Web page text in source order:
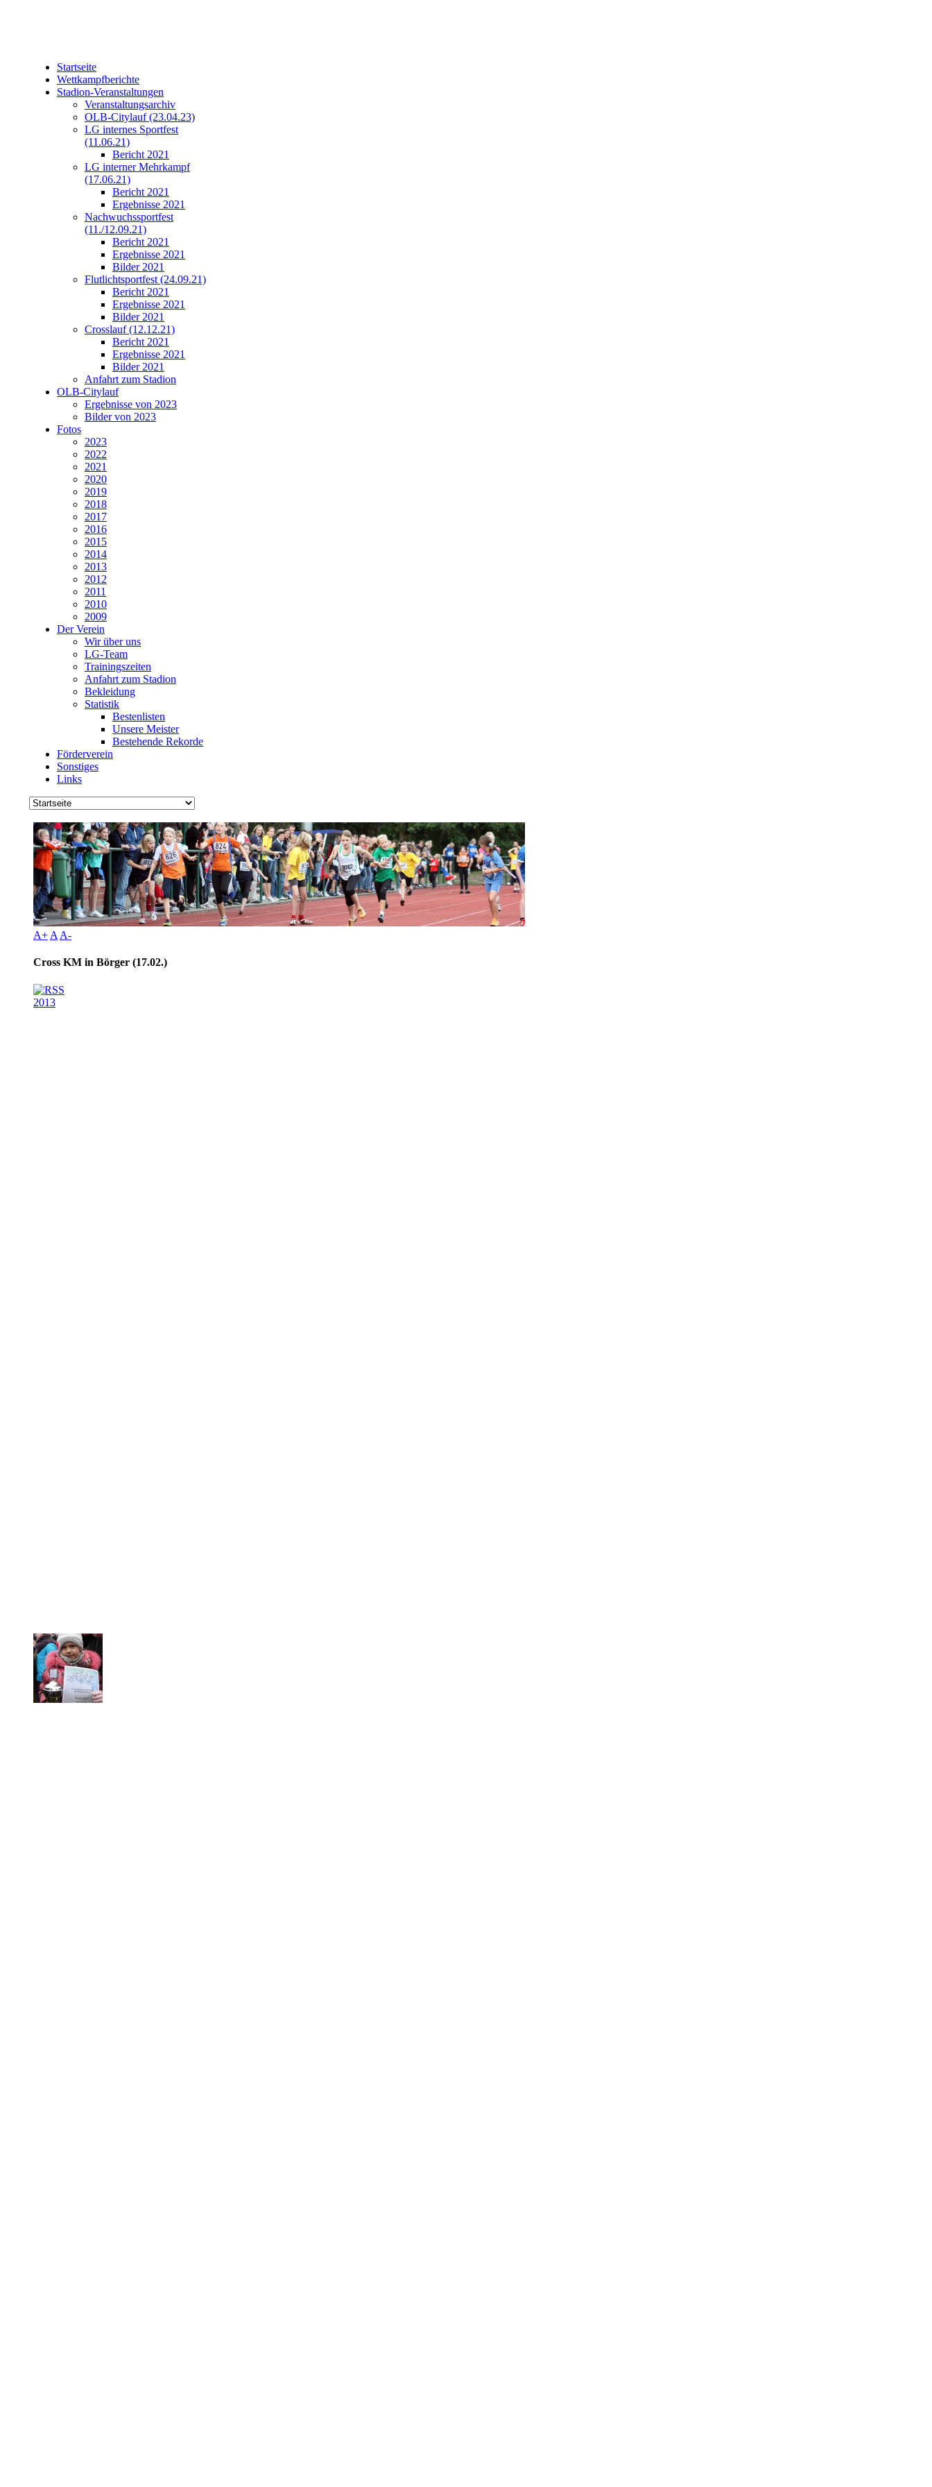
Startseite
Wettkampfberichte
Stadion-Veranstaltungen
Veranstaltungsarchiv
OLB-Citylauf (23.04.23)
LG internes Sportfest
(11.06.21)
Bericht 2021
LG interner Mehrkampf
(17.06.21)
Bericht 2021
Ergebnisse 2021
Nachwuchssportfest
(11./12.09.21)
Bericht 2021
Ergebnisse 2021
Bilder 2021
Flutlichtsportfest (24.09.21)
Bericht 2021
Ergebnisse 2021
Bilder 2021
Crosslauf (12.12.21)
Bericht 2021
Ergebnisse 2021
Bilder 2021
Anfahrt zum Stadion
OLB-Citylauf
Ergebnisse von 2023
Bilder von 2023
Fotos
2023
2022
2021
2020
2019
2018
2017
2016
2015
2014
2013
2012
2011
2010
2009
Der Verein
Wir über uns
LG-Team
Trainingszeiten
Anfahrt zum Stadion
Bekleidung
Statistik
Bestenlisten
Unsere Meister
Bestehende Rekorde
Förderverein
Sonstiges
Links
A+ A A-
Cross KM in Börger (17.02.)
2013